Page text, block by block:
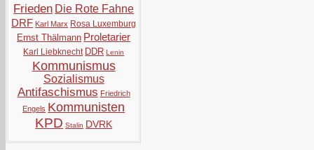
Frieden Die Rote Fahne
DRF Karl Marx Rosa Luxemburg
Ernst Thälmann Proletarier
Karl Liebknecht DDR Lenin
Kommunismus
Sozialismus
Antifaschismus Friedrich
Engels Kommunisten
KPD Stalin DVRK